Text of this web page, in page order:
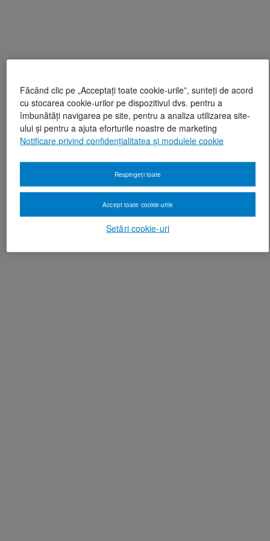
Făcând clic pe „Acceptați toate cookie-urile”, sunteți de acord
cu stocarea cookie-urilor pe dispozitivul dvs. pentru a
îmbunătăți navigarea pe site, pentru a analiza utilizarea site-
ului și pentru a ajuta eforturile noastre de marketing
Notificare privind confidențialitatea și modulele cookie
Setări cookie-uri
Respingeți toate
Accept toate cookie-urile